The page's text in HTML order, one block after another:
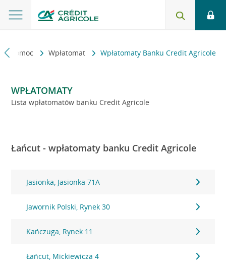
i pomoc Wpłatomat Wpłatomaty Banku Credit Agricole
WPŁATOMATY
Lista wpłatomatów banku Credit Agricole
Łańcut - wpłatomaty banku Credit Agricole
Jasionka, Jasionka 71A
Jawornik Polski, Rynek 30
Kańczuga, Rynek 11
Łańcut, Mickiewicza 4